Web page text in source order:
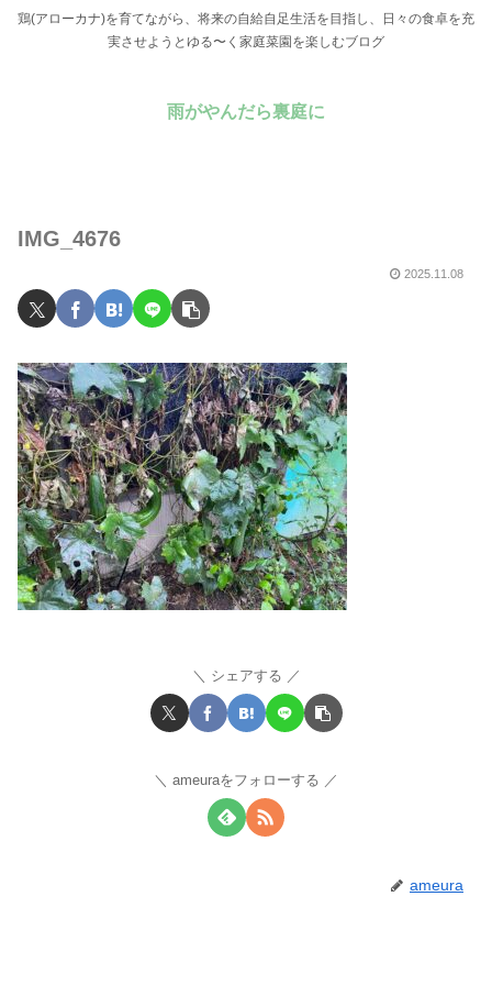
鶏(アローカナ)を育てながら、将来の自給自足生活を目指し、日々の食卓を充
実させようとゆる〜く家庭菜園を楽しむブログ
雨がやんだら裏庭に
IMG_4676
2025.11.08
シェアする
ameuraをフォローする
ameura